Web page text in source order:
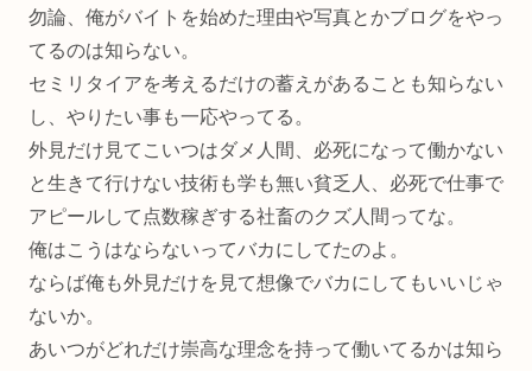
勿論、俺がバイトを始めた理由や写真とかブログをやっ
てるのは知らない。
セミリタイアを考えるだけの蓄えがあることも知らない
し、やりたい事も一応やってる。
外見だけ見てこいつはダメ人間、必死になって働かない
と生きて行けない技術も学も無い貧乏人、必死で仕事で
アピールして点数稼ぎする社畜のクズ人間ってな。
俺はこうはならないってバカにしてたのよ。
ならば俺も外見だけを見て想像でバカにしてもいいじゃ
ないか。
あいつがどれだけ崇高な理念を持って働いてるかは知ら